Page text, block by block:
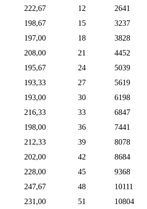
222,67 12 2641
198,67 15 3237
197,00 18 3828
208,00 21 4452
195,67 24 5039
193,33 27 5619
193,00 30 6198
216,33 33 6847
198,00 36 7441
212,33 39 8078
202,00 42 8684
228,00 45 9368
247,67 48 10111
231,00 51 10804